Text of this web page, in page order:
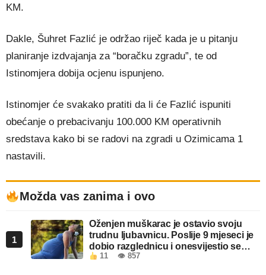
KM.
Dakle, Šuhret Fazlić je održao riječ kada je u pitanju
planiranje izdvajanja za “boračku zgradu”, te od
Istinomjera dobija ocjenu ispunjeno.
Istinomjer će svakako pratiti da li će Fazlić ispuniti
obećanje o prebacivanju 100.000 KM operativnih
sredstava kako bi se radovi na zgradi u Ozimicama 1
nastavili.
Možda vas zanima i ovo
1
Oženjen muškarac je ostavio svoju
trudnu ljubavnicu. Poslije 9 mjeseci je
dobio razglednicu i onesvijestio se
kada je pročitao šta piše!
11 👁 857